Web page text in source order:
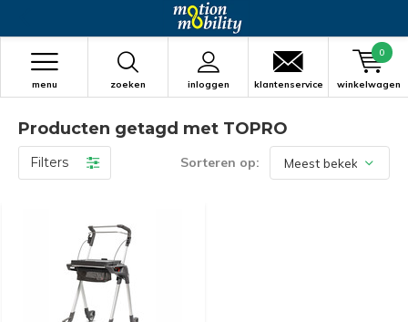
zoeken inloggen
menu klantenservice winkelwagen
0
Producten getagd met TOPRO
Filters Sorteren op: